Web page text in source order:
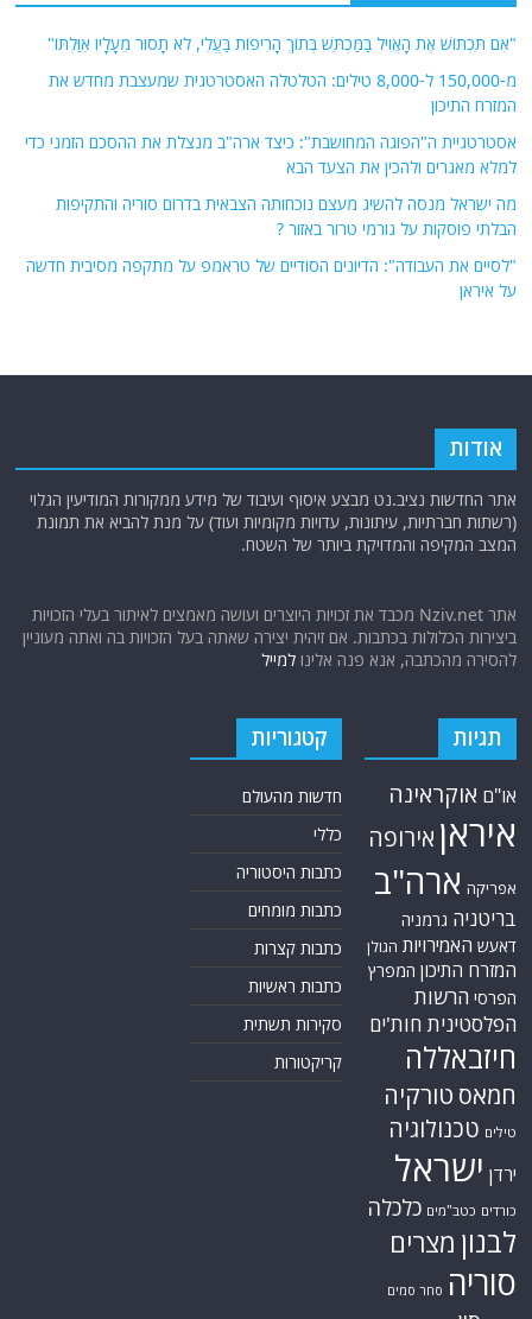
"אִם תִּכְתּוֹשׁ אֶת הָאֱוִיל בַּמַּכְתֵּשׁ בְּתוֹךְ הָרִיפוֹת בַּעֱלִי, לֹא תָסוּר מֵעָלָיו אִוַּלְתּוֹ"
מ-150,000 ל-8,000 טילים: הטלטלה האסטרטגית שמעצבת מחדש את
המזרח התיכון
אסטרטגיית ה"הפוגה המחושבת": כיצד ארה"ב מנצלת את ההסכם הזמני כדי
למלא מאגרים ולהכין את הצעד הבא
מה ישראל מנסה להשיג מעצם נוכחותה הצבאית בדרום סוריה והתקיפות
הבלתי פוסקות על גורמי טרור באזור ?
"לסיים את העבודה": הדיונים הסודיים של טראמפ על מתקפה מסיבית חדשה
על איראן
אודות
אתר החדשות נציב.נט מבצע איסוף ועיבוד של מידע ממקורות המודיעין הגלוי
(רשתות חברתיות, עיתונות, עדויות מקומיות ועוד) על מנת להביא את תמונת
המצב המקיפה והמדויקת ביותר של השטח.
אתר Nziv.net מכבד את זכויות היוצרים ועושה מאמצים לאיתור בעלי הזכויות
ביצירות הכלולות בכתבות. אם זיהית יצירה שאתה בעל הזכויות בה ואתה מעוניין
להסירה מהכתבה, אנא פנה אלינולמייל
תגיות
או"ם אוקראינה
איראן אירופה
אפריקה ארה"ב
בריטניה גרמניה
דאעש האמירויות הגולן
המזרח התיכון המפרץ
הפרסי הרשות
הפלסטינית חות'ים
חיזבאללה
חמאס טורקיה
טילים טכנולוגיה
ירדן ישראל
כורדים כטב"מים כלכלה
לבנון מצרים
סוריה סחר סמים
קטגוריות
חדשות מהעולם
כללי
כתבות היסטוריה
כתבות מומחים
כתבות קצרות
כתבות ראשיות
סקירות תשתית
קריקטורות